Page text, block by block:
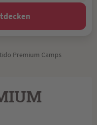
Premium Camps